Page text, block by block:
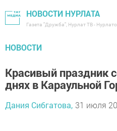
НОВОСТИ НУРЛАТА
Газета "Дружба", Нурлат ТВ -
НОВОСТИ
Красивый праздник
днях в Караульной
Дания Сибгатова, 31 июля